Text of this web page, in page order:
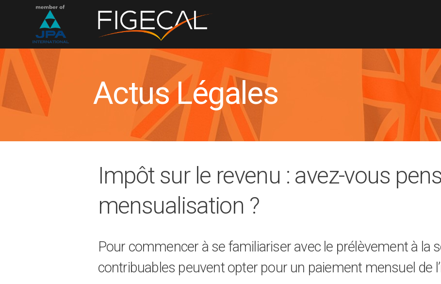
Actus Légales
Impôt sur le revenu : avez-vous
mensualisation ?
Pour commencer à se familiariser avec le prélèvement à la
contribuables peuvent opter pour un paiement mensuel de